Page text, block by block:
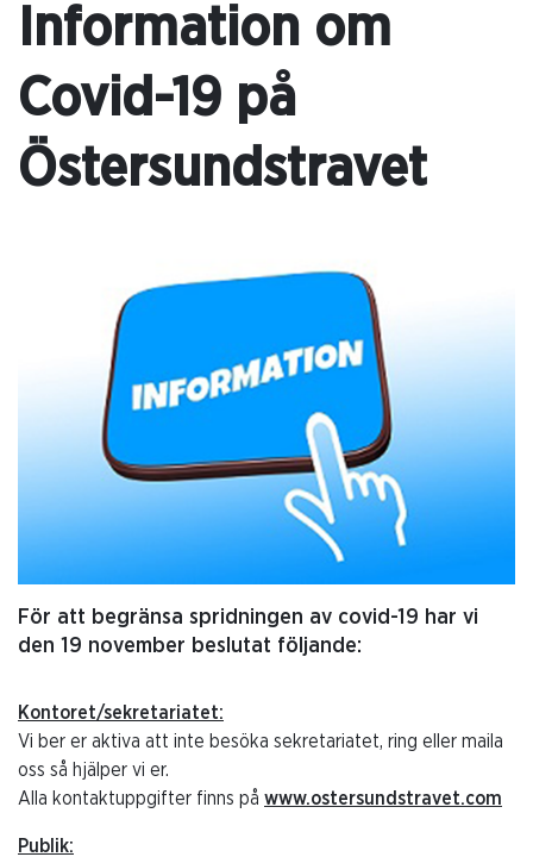
Information om
Covid-19 på
Östersundstravet
För att begränsa spridningen av covid-19 har vi
den 19 november beslutat följande:
Kontoret/sekretariatet:
Vi ber er aktiva att inte besöka sekretariatet, ring eller maila
oss så hjälper vi er.
Alla kontaktuppgifter finns på www.ostersundstravet.com
Publik: